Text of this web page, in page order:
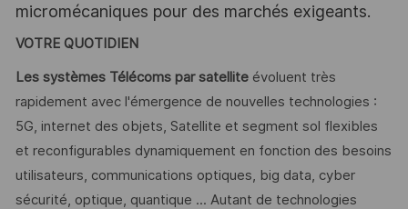
micromécaniques pour des marchés exigeants.
VOTRE QUOTIDIEN
Les systèmes Télécoms par satelliteévoluent très
rapidement avec l'émergence de nouvelles technologies :
5G, internet des objets, Satellite et segment sol flexibles
et reconfigurables dynamiquement en fonction des besoins
utilisateurs, communications optiques, big data, cyber
sécurité, optique, quantique ... Autant de technologies